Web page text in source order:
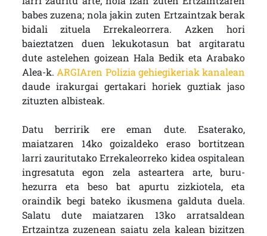
babes zuzena; nola jakin zuten Ertzaintzak berak
bidali zituela Errekaleorrera. Azken hori
baieztatzen duen lekukotasun bat argitaratu
dute astelehen goizean Hala Bedik eta Arabako
Alea-k. ARGIAren Polizia gehiegikeriak kanalean
daude irakurgai gertakari horiek guztiak jaso
zituzten albisteak.
Datu berririk ere eman dute. Esaterako,
maiatzaren 14ko goizaldeko eraso bortitzean
larri zauritutako Errekaleorreko kidea ospitalean
ingresatuta egon zela asteartera arte, buru-
hezurra eta beso bat apurtu zizkiotela, eta
oraindik begi bateko ikusmena galduta duela.
Salatu dute maiatzaren 13ko arratsaldean
Ertzaintza zuzenean saiatu zela kalean bizitzen